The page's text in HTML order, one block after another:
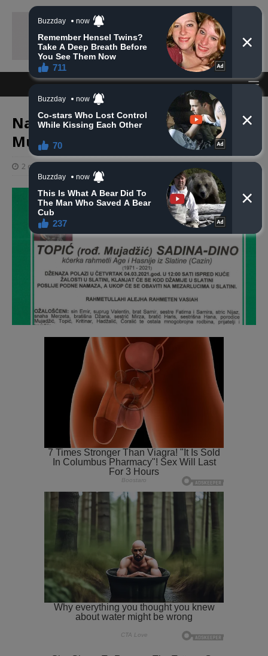
Na Ahiret preselila Topić (rođ.
Mujadžić) Sadina-Dino
2 ožujka, 2021